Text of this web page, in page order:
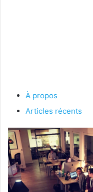
À propos
Articles récents